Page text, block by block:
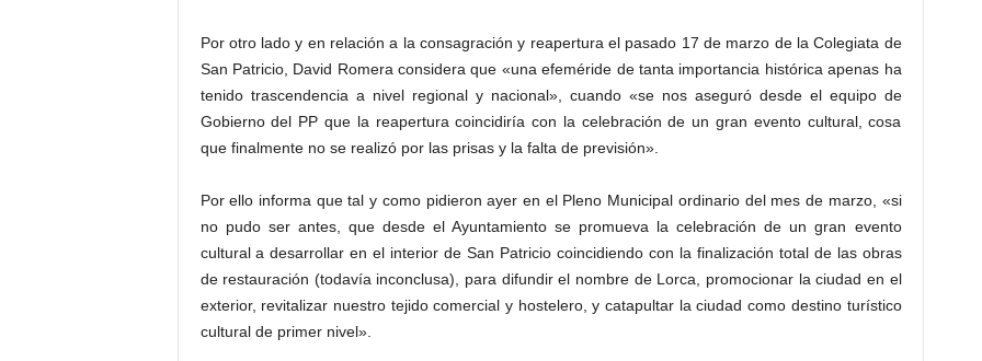
Por otro lado y en relación a la consagración y reapertura el pasado 17 de marzo de la Colegiata de
San Patricio, David Romera considera que «una efeméride de tanta importancia histórica apenas ha
tenido trascendencia a nivel regional y nacional», cuando «se nos aseguró desde el equipo de
Gobierno del PP que la reapertura coincidiría con la celebración de un gran evento cultural, cosa
que finalmente no se realizó por las prisas y la falta de previsión».
Por ello informa que tal y como pidieron ayer en el Pleno Municipal ordinario del mes de marzo, «si
no pudo ser antes, que desde el Ayuntamiento se promueva la celebración de un gran evento
cultural a desarrollar en el interior de San Patricio coincidiendo con la finalización total de las obras
de restauración (todavía inconclusa), para difundir el nombre de Lorca, promocionar la ciudad en el
exterior, revitalizar nuestro tejido comercial y hostelero, y catapultar la ciudad como destino turístico
cultural de primer nivel».